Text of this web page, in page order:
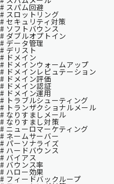
# スパム回避
# スロットリング
# セキュリティ対策
# ソフトバウンス
# ダブルオプトイン
# データ管理
# デリスト
# ドメイン
# ドメインウォームアップ
# ドメインレピュテーション
# ドメイン評価
# ドメイン認証
# ドメイン運用
# トラブルシューティング
# トランザクショナルメール
# なりすましメール
# なりすまし対策
# ニューロマーケティング
# ネームサーバー
# パーソナライズ
# ハードバウンス
# バイアス
# バウンス率
# ハロー効果
# フィードバックループ